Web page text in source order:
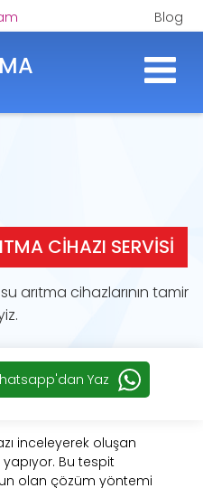
Blog
CIHAZI SERVISI
arıtma cihazlarının tamir
Yaz
inceleyerek oluşan
Bu tespit
olan çözüm yöntemi